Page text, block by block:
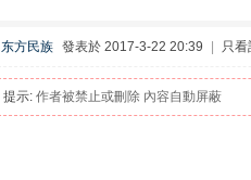
东方民族 發表於 2017-3-22 20:39 只看
提示: 作者被禁止或刪除 內容自動屏蔽